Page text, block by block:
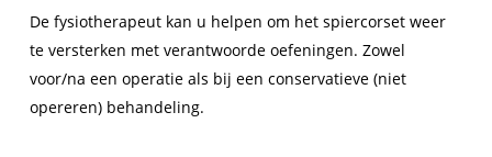
De fysiotherapeut kan u helpen om het spiercorset weer
te versterken met verantwoorde oefeningen. Zowel
voor/na een operatie als bij een conservatieve (niet
opereren) behandeling.